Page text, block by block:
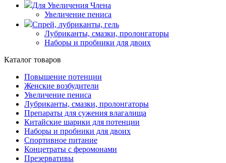
Для Увеличения Члена
Увеличение пениса
Спрей, лубриканты, гель
Лубриканты, смазки, пролонгаторы
Наборы и пробники для двоих
Каталог товаров
Повышение потенции
Женские возбудители
Увеличение пениса
Лубриканты, смазки, пролонгаторы
Препараты для сужения влагалища
Китайские шарики для потенции
Наборы и пробники для двоих
Спортивное питание
Концетраты с феромонами
Презервативы